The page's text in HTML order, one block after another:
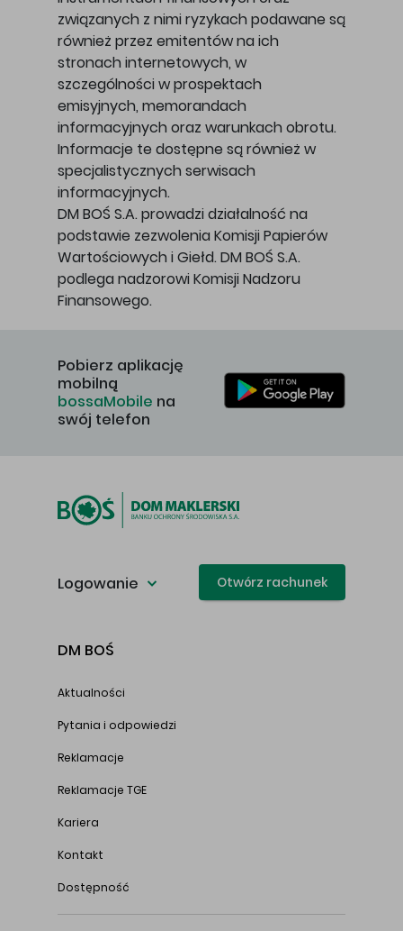
związanych z nimi ryzykach podawane są
również przez emitentów na ich
stronach internetowych, w
szczególności w prospektach
emisyjnych, memorandach
informacyjnych oraz warunkach obrotu.
Informacje te dostępne są również w
specjalistycznych serwisach
informacyjnych.
DM BOŚ S.A. prowadzi działalność na
podstawie zezwolenia Komisji Papierów
Wartościowych i Giełd. DM BOŚ S.A.
podlega nadzorowi Komisji Nadzoru
Finansowego.
Pobierz aplikację
mobilną
bossaMobile na
swój telefon
Logowanie Otwórz rachunek
DM BOŚ
Aktualności
Pytania i odpowiedzi
Reklamacje
Reklamacje TGE
Kariera
Kontakt
Dostępność